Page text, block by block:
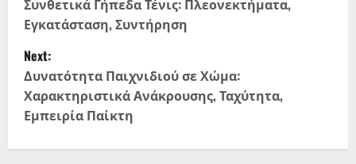
o
s
t
n
a
Εγκατάσταση, Συντήρηση
Next:
Δυνατότητα Παιχνιδιού σε Χώμα:
Χαρακτηριστικά Ανάκρουσης, Ταχύτητα,
Εμπειρία Παίκτη